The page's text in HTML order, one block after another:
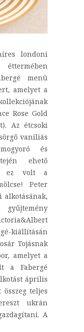
londoni
éttermében
menü
amelyet a
Rose Gold
Az étcsoki
vaníliás
és
ehető
ez volt a
Peter
alkotásának,
Tojásnak
amelyet a
a Fabergé
április
teljes
ukrán
A